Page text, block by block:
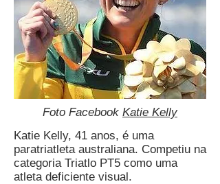
Foto Facebook Katie Kelly
Katie Kelly, 41 anos, é uma
paratriatleta australiana. Competiu na
categoria Triatlo PT5 como uma
atleta deficiente visual.